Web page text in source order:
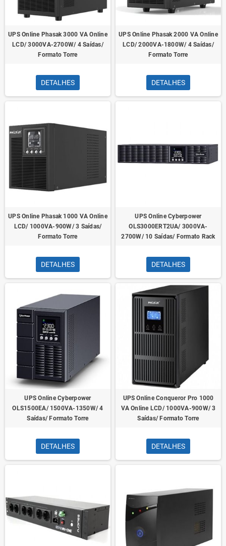
UPS Online Phasak 3000 VA Online
LCD/ 3000VA-2700W/ 4 Saídas/
Formato Torre
DETALHES
UPS Online Phasak 2000 VA Online
LCD/ 2000VA-1800W/ 4 Saídas/
Formato Torre
DETALHES
UPS Online Phasak 1000 VA Online
LCD/ 1000VA-900W/ 3 Saídas/
Formato Torre
DETALHES
UPS Online Cyberpower
OLS3000ERT2UA/ 3000VA-
2700W/ 10 Saídas/ Formato Rack
DETALHES
UPS Online Cyberpower
OLS1500EA/ 1500VA-1350W/ 4
Saídas/ Formato Torre
DETALHES
UPS Online Conqueror Pro 1000
VA Online LCD/ 1000VA-900W/ 3
Saídas/ Formato Torre
DETALHES